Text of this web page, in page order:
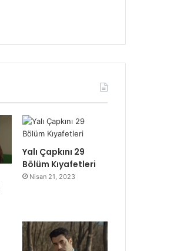
Yalı Çapkını 29
Bölüm Kıyafetleri
Nisan 21, 2023